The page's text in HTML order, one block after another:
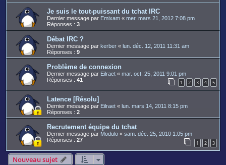
Je suis le tout-puissant du tchat IRC
Dernier message par Emixam « mer. mars 21, 2012 7:08 pm
Réponses : 3
Débat IRC ?
Dernier message par kerber « lun. déc. 12, 2011 11:31 am
Réponses : 9
Problème de connexion
Dernier message par Eilraet « mar. oct. 25, 2011 9:01 pm
Réponses : 41 1 2 3 4 5
Latence [Résolu]
Dernier message par Eilraet « lun. mars 14, 2011 8:15 pm
Réponses : 2
Recrutement équipe du tchat
Dernier message par Modulo « sam. déc. 25, 2010 1:05 pm
Réponses : 27 1 2 3
Nouveau sujet